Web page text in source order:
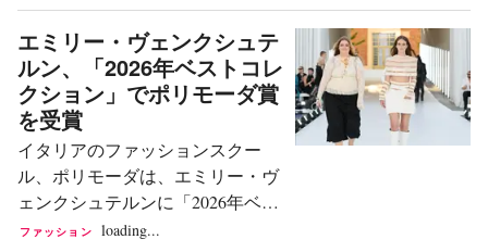
成によれば、遺言書は1月21日に
イタリアで寄託され、2026年4月
15日をもって執行力を得た。この
日、財団は「明示的に相続を承認
した」という。 遺産には、複数の
邸宅、美術品、船舶、フランスの
城、そしてエリザベス女王も口座
を持っていたプライベートバン
ク、クーツ・アンド・カンパニー
ページの本書は、昨年9月に逝去
したデザイナー、ジョルジオ・ア
ルマーニの新たな公認伝記であ
る。 「『ジョルジオ・アルマーニ
が、近親者の同意のもと、著者で
あるジャーナリストのロベルタ・
フィリッピーニに託すことを選ん
だ思い出と考察が、この一冊に収
められている』と、発表には記さ
エミリー・ヴェンクシュテ
ルン、「2026年ベストコレ
クション」でポリモーダ賞
を受賞
イタリアのファッションスクー
ル、ポリモーダは、エミリー・ヴ
ェンクシュテルンに「2026年ベス
トコレクション賞」を授与した。
ファッション loading...